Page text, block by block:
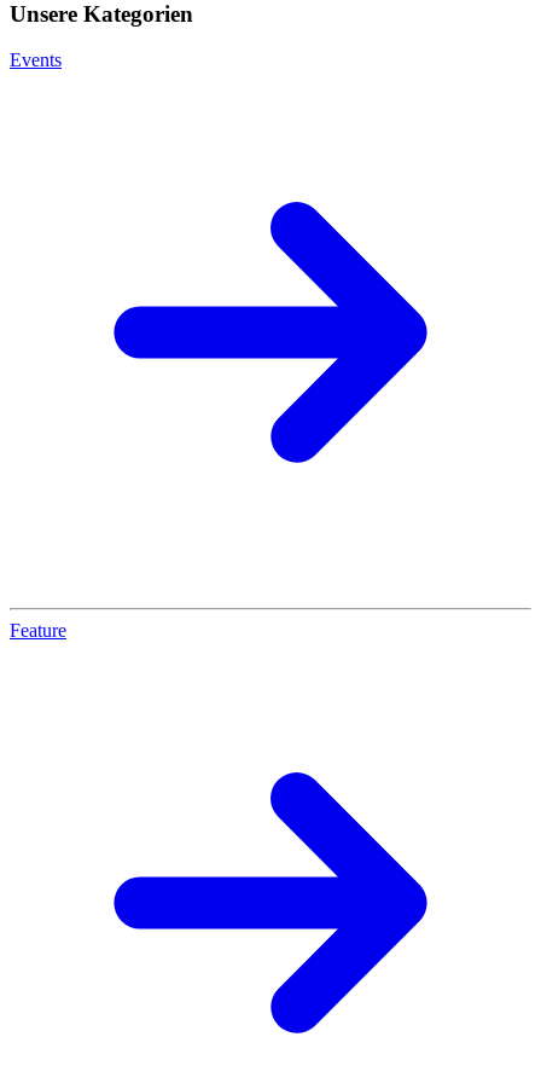
Unsere Kategorien
Events
Feature